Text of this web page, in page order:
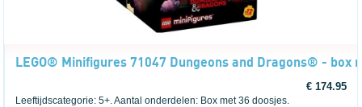
LEGO® Minifigures 71047 Dungeons and Dragons® - box
€ 174.95
Leeftijdscategorie: 5+. Aantal onderdelen: Box met 36 doosjes.